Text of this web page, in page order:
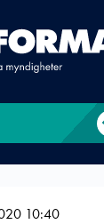
10:40